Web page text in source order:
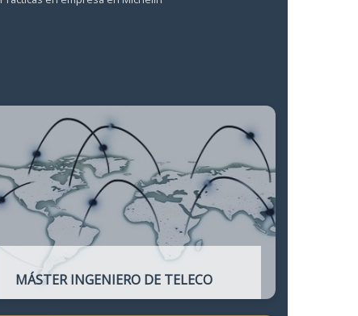
MÁSTER INGENIERO DE TELECO